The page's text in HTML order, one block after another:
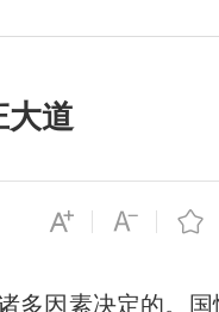
大道
因素决定的。国